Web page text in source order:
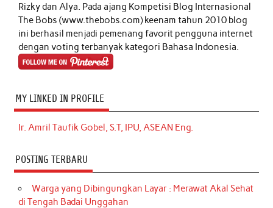
Rizky dan Alya. Pada ajang Kompetisi Blog Internasional
The Bobs (www.thebobs.com) keenam tahun 2010 blog
ini berhasil menjadi pemenang favorit pengguna internet
dengan voting terbanyak kategori Bahasa Indonesia.
MY LINKED IN PROFILE
Ir. Amril Taufik Gobel, S.T, IPU, ASEAN Eng.
POSTING TERBARU
Warga yang Dibingungkan Layar : Merawat Akal Sehat
di Tengah Badai Unggahan